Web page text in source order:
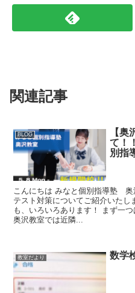
関連記事
BLOG
【
て！
別指
こんにちは みなと個別指導塾 奥
テスト対策についてご紹介いた
も、いろいろあります！ まず一
奥沢教室では近隣...
教室だより 数学